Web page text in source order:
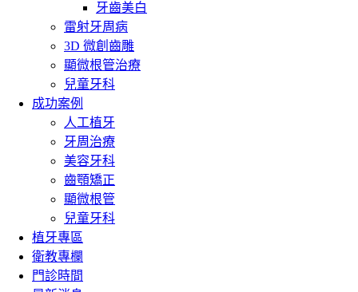
牙齒美白
雷射牙周病
3D 微創齒雕
顯微根管治療
兒童牙科
成功案例
人工植牙
牙周治療
美容牙科
齒顎矯正
顯微根管
兒童牙科
植牙專區
衛教專欄
門診時間